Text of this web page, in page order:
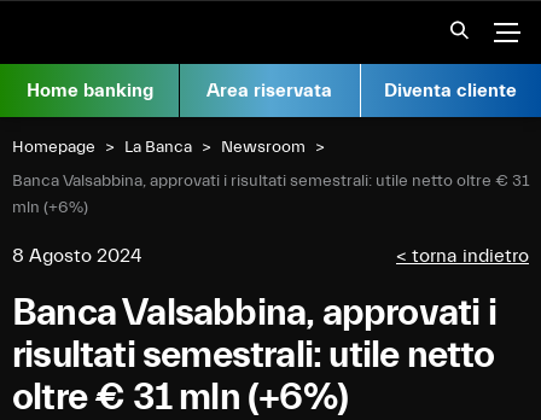
Home banking Area riservata Diventa cliente
Homepage La Banca
Newsroom
Current:
Banca Valsabbina, approvati i risultati semestrali: utile netto oltre € 31
mln (+6%)
8 Agosto 2024 < torna indietro
Banca Valsabbina, approvati i
risultati semestrali: utile netto
oltre € 31 mln (+6%)